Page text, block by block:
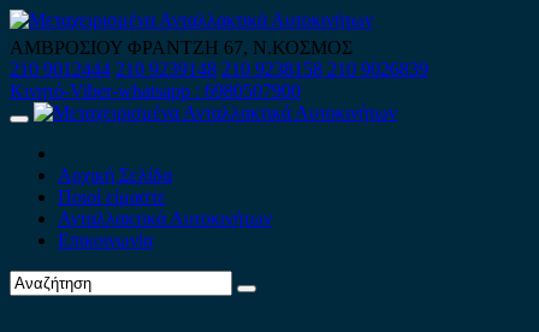
Skip
to
content
ΑΜΒΡΟΣΙΟΥ ΦΡΑΝΤΖΗ 67, Ν.ΚΟΣΜΟΣ
210 9012444 210 9239148 210 9238158 210 9026839
Κινητό-Viber-whatsapp : 6980507900
Primary
Αρχική Σελίδα
Ποιοί είμαστε
Ανταλλακτικά Αυτοκινήτων
Επικοινωνία